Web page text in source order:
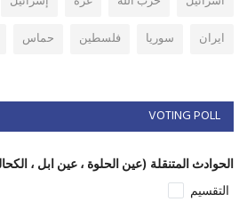
ايران
سوريا فلسطين حماس
VOTING POLL
الحوادث المتنقلة (عين الحلوة ، عين ابل ،
التقسيم